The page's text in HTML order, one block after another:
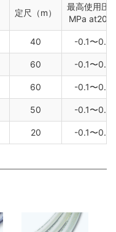
定尺（m）
最高使用圧
MPa
40 -0.1〜0.8
60 -0.1〜0.5
60 -0.1〜0.5
50 -0.1〜0.4
20 -0.1〜0.4